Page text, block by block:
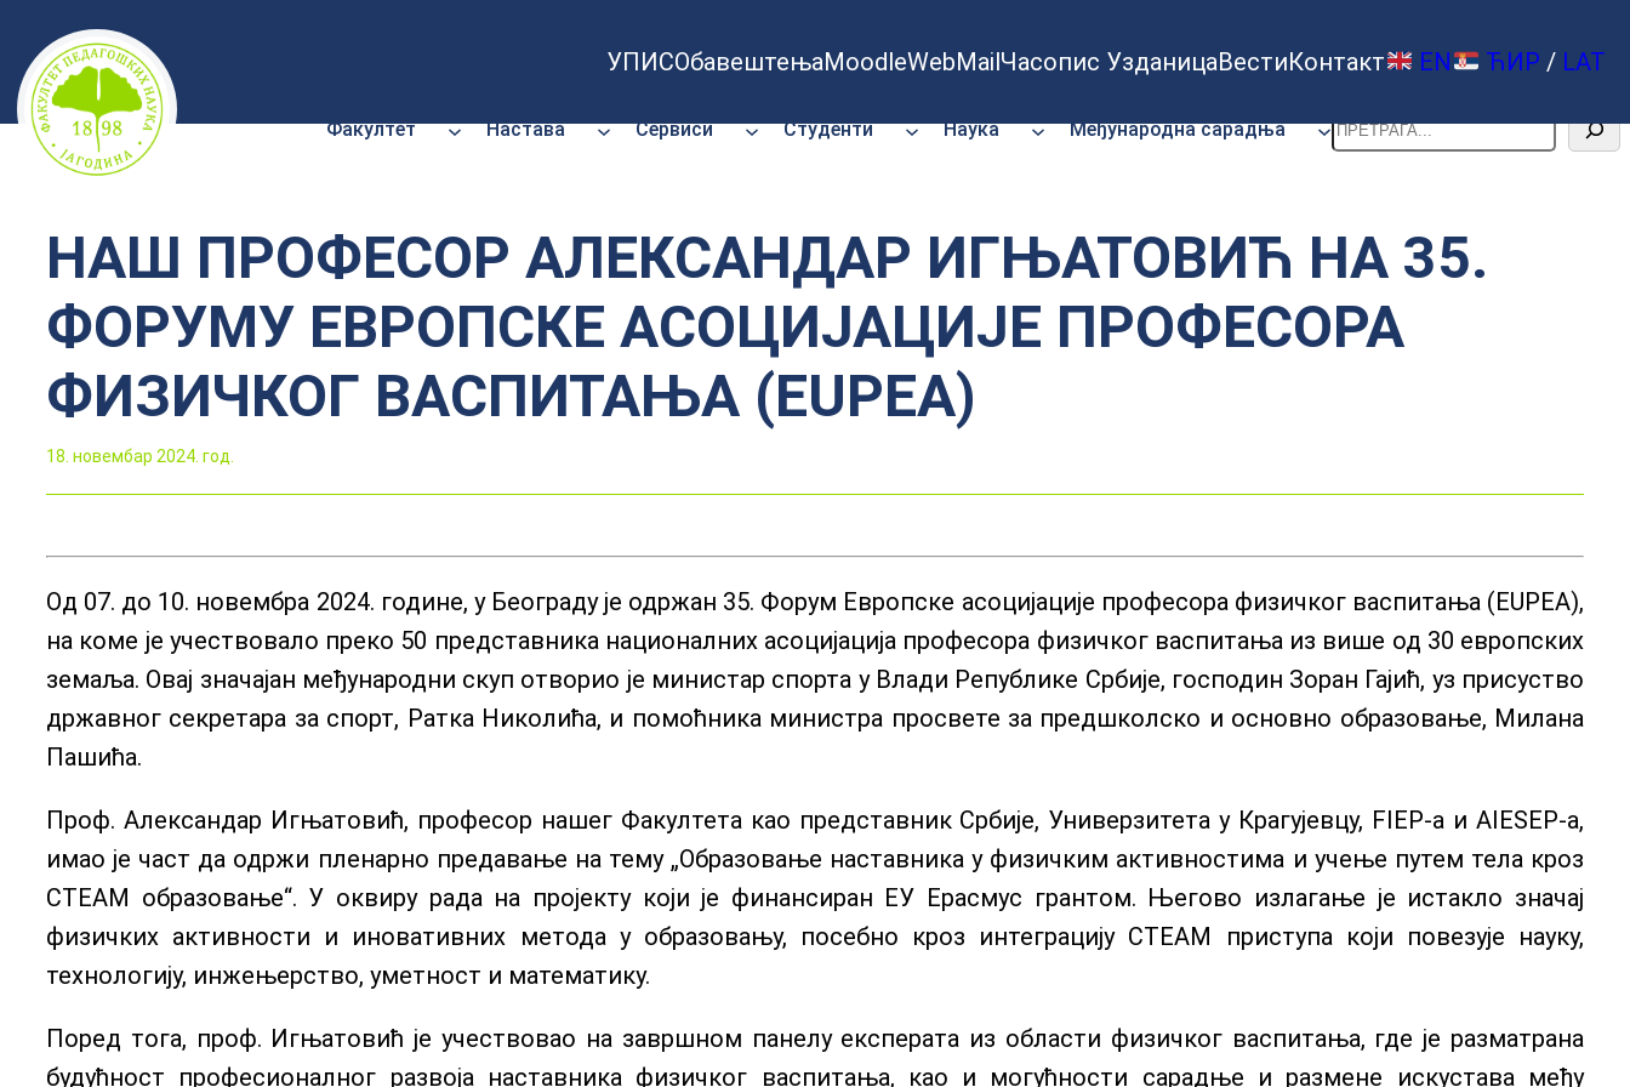
Скочи
на
садржај
УПИСОбавештењаMoodleWebMailЧасопис УзданицаВестиКонтакт EN ЋИР / LAT
Факултет Настава Сервиси Студенти Наука Међународна сарадња Претрага
НАШ ПРОФЕСОР АЛЕКСАНДАР ИГЊАТОВИЋ НА 35.
ФОРУМУ ЕВРОПСКЕ АСОЦИЈАЦИЈЕ ПРОФЕСОРА
ФИЗИЧКОГ ВАСПИТАЊА (EUPEA)
18. новембар 2024. год.
Од 07. до 10. новембра 2024. године, у Београду је одржан 35. Форум Европске асоцијације професора физичког васпитања (EUPEA),
на коме је учествовало преко 50 представника националних асоцијација професора физичког васпитања из више од 30 европских
земаља. Овај значајан међународни скуп отворио је министар спорта у Влади Републике Србије, господин Зоран Гајић, уз присуство
државног секретара за спорт, Ратка Николића, и помоћника министра просвете за предшколско и основно образовање, Милана
Пашића.
Проф. Александар Игњатовић, професор нашег Факултета као представник Србије, Универзитета у Крагујевцу, FIEP-а и AIESEP-а,
имао је част да одржи пленарно предавање на тему „Образовање наставника у физичким активностима и учење путем тела кроз
СТЕАМ образовање“. У оквиру рада на пројекту који је финансиран ЕУ Ерасмус грантом. Његово излагање је истакло значај
физичких активности и иновативних метода у образовању, посебно кроз интеграцију СТЕАМ приступа који повезује науку,
технологију, инжењерство, уметност и математику.
Поред тога, проф. Игњатовић је учествовао на завршном панелу експерата из области физичког васпитања, где је разматрана
будућност професионалног развоја наставника физичког васпитања, као и могућности сарадње и размене искустава међу